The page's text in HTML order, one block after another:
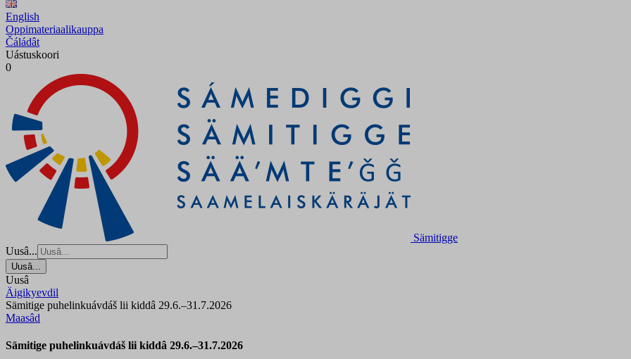
English
Oppimateriaalikauppa
Čáládât
Uástuskoori
0
Sämitigge
Uusâ...
Uusâ...
Uusâ
Äigikyevdil
Sämitige puhelinkuávdáš lii kiddâ 29.6.–31.7.2026
Maasâd
Sämitige puhelinkuávdáš lii kiddâ 29.6.–31.7.2026